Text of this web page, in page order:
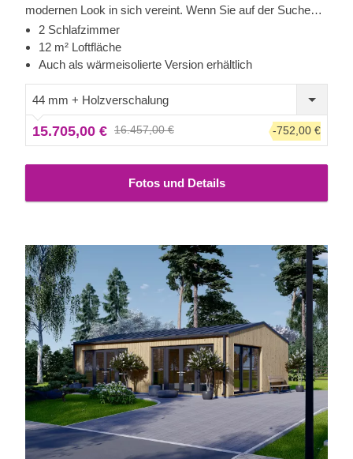
modernen Look in sich vereint. Wenn Sie auf der Suche
nach einem kompakten Haus sind, das Ihnen genügend
Platz zum Verweilen im Innen- und Außenbereich bietet
und zudem eine optimale Wohn- und Rückzugsmöglichkeit
besonders hohen Komfort ist auch eine isolierte Version
dieses Modells lieferbar.
2 Schlafzimmer
12 m² Loftfläche
Auch als wärmeisolierte Version erhältlich
44 mm + Holzverschalung
15.705,00 € 16.457,00 € -752,00 €
Fotos und Details